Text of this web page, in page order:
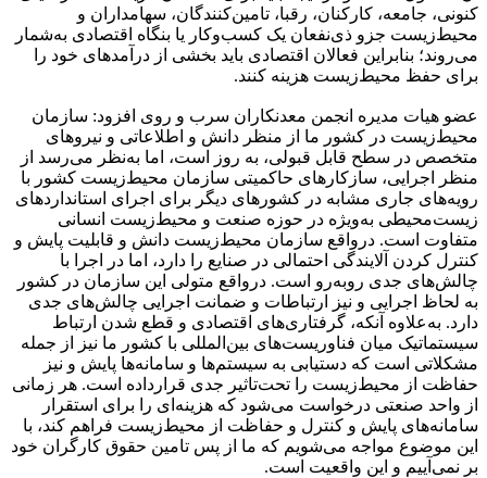
کنونی، جامعه، کارکنان، رقبا، تامین‌کنندگان، سهامداران و
محیط‌زیست جزو ذی‌نفعان یک کسب‌وکار یا بنگاه اقتصادی به‌شمار
می‌روند؛ بنابراین فعالان اقتصادی باید بخشی از درآمدهای خود را
برای حفظ محیط‌زیست هزینه کنند.
عضو هیات مدیره انجمن معدنکاران سرب و روی افزود: سازمان
محیط‌زیست در کشور ما از منظر دانش و اطلاعاتی و نیروهای
متخصص در سطح قابل قبولی، به روز است، اما به‌نظر می‌رسد از
منظر اجرایی، سازکارهای حاکمیتی سازمان محیط‌زیست کشور با
رویه‌های جاری مشابه در کشورهای دیگر برای اجرای استانداردهای
زیست‌محیطی به‌ویژه در حوزه صنعت و محیط‌زیست انسانی
متفاوت است. درواقع سازمان محیط‌زیست دانش و قابلیت پایش و
کنترل کردن آلایندگی احتمالی در صنایع را دارد، اما در اجرا با
چالش‌های جدی روبه‌رو است. درواقع متولی این سازمان در کشور
به لحاظ اجرایی و نیز ارتباطات و ضمانت اجرایی چالش‌های جدی
دارد. به‌علاوه آنکه، گرفتاری‌های اقتصادی و قطع شدن ارتباط
سیستماتیک میان فناوریست‌های بین‌المللی با کشور ما نیز از جمله
مشکلاتی است که دستیابی به سیستم‌ها و سامانه‌ها پایش و نیز
حفاظت از محیط‌زیست را تحت‌تاثیر جدی قرارداده است. هر زمانی
از واحد صنعتی درخواست می‌شود که هزینه‌ای را برای استقرار
سامانه‌های پایش و کنترل و حفاظت از محیط‌زیست فراهم کند، با
این موضوع مواجه می‌شویم که ما از پس تامین حقوق کارگران خود
بر نمی‌آییم و این واقعیت است.